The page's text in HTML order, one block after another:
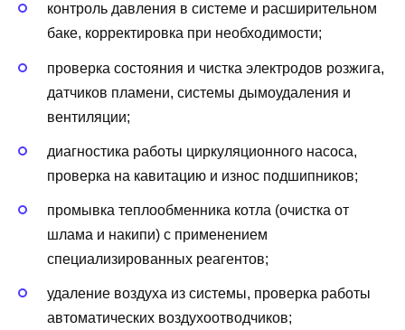
контроль давления в системе и расширительном
баке, корректировка при необходимости;
проверка состояния и чистка электродов розжига,
датчиков пламени, системы дымоудаления и
вентиляции;
диагностика работы циркуляционного насоса,
проверка на кавитацию и износ подшипников;
промывка теплообменника котла (очистка от
шлама и накипи) с применением
специализированных реагентов;
удаление воздуха из системы, проверка работы
автоматических воздухоотводчиков;